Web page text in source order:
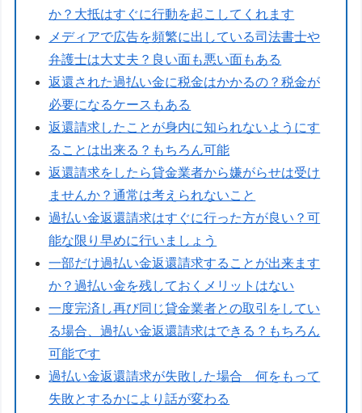
か？大抵はすぐに行動を起こしてくれます
メディアで広告を頻繁に出している司法書士や
弁護士は大丈夫？良い面も悪い面もある
返還された過払い金に税金はかかるの？税金が
必要になるケースもある
返還請求したことが身内に知られないようにす
ることは出来る？もちろん可能
返還請求をしたら貸金業者から嫌がらせは受け
ませんか？通常は考えられないこと
過払い金返還請求はすぐに行った方が良い？可
能な限り早めに行いましょう
一部だけ過払い金返還請求することが出来ます
か？過払い金を残しておくメリットはない
一度完済し再び同じ貸金業者との取引をしてい
る場合、過払い金返還請求はできる？もちろん
可能です
過払い金返還請求が失敗した場合 何をもって
失敗とするかにより話が変わる